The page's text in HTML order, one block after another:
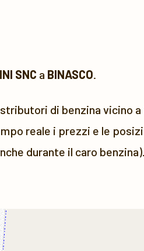
SNC a BINASCO.
di benzina vicino a
reale i prezzi e le
durante il caro benzina).